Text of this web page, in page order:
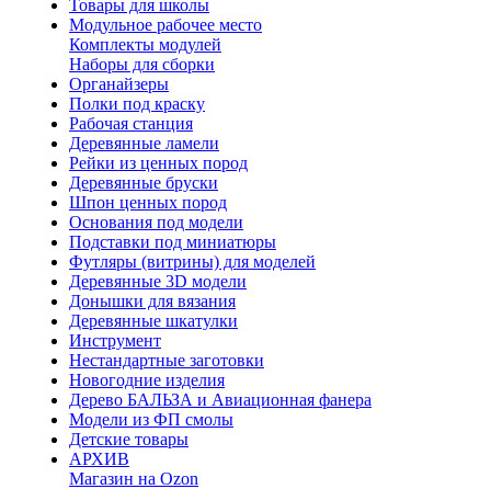
Товары для школы
Модульное рабочее место
Комплекты модулей
Наборы для сборки
Органайзеры
Полки под краску
Рабочая станция
Деревянные ламели
Рейки из ценных пород
Деревянные бруски
Шпон ценных пород
Основания под модели
Подставки под миниатюры
Футляры (витрины) для моделей
Деревянные 3D модели
Донышки для вязания
Деревянные шкатулки
Инструмент
Нестандартные заготовки
Новогодние изделия
Дерево БАЛЬЗА и Авиационная фанера
Модели из ФП смолы
Детские товары
АРХИВ
Магазин на Ozon